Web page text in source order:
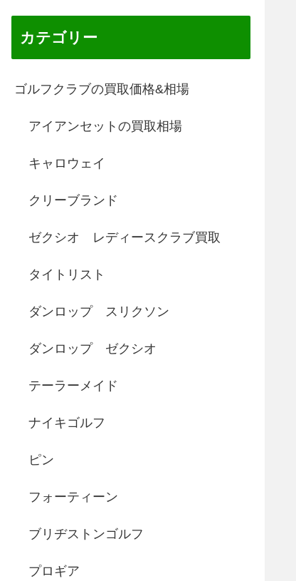
カテゴリー
ゴルフクラブの買取価格&相場
アイアンセットの買取相場
キャロウェイ
クリーブランド
ゼクシオ レディースクラブ買取
タイトリスト
ダンロップ スリクソン
ダンロップ ゼクシオ
テーラーメイド
ナイキゴルフ
ピン
フォーティーン
ブリヂストンゴルフ
プロギア